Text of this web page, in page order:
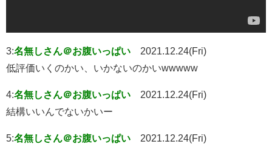
3:名無しさん＠お腹いっぱい
2021.12.24(Fri)
低評価いくのかい、いかないのかいwwwww
4:名無しさん＠お腹いっぱい
2021.12.24(Fri)
結構いいんでないかいー
5:名無しさん＠お腹いっぱい
2021.12.24(Fri)